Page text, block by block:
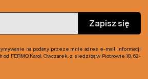
Zapisz się
na podany przeze mnie adres e-mail informacji
od FERMO Karol Owczarek, z siedzibą w Piotrowie 18, 62-